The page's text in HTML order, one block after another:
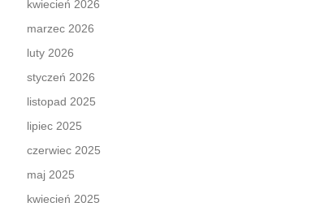
kwiecień 2026
marzec 2026
luty 2026
styczeń 2026
listopad 2025
lipiec 2025
czerwiec 2025
maj 2025
kwiecień 2025